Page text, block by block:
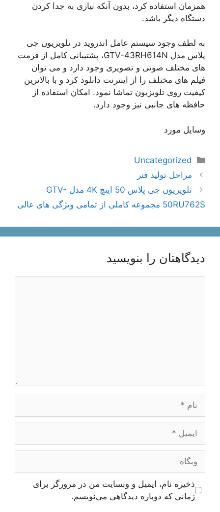
همزمان استفاده کرد، بدون آنکه نیازی به جدا کردن
دستگاه دیگر باشد.
به لطف وجود سیستم عامل اندروید در تلویزیون جی
پلاس مدل GTV-43RH614N، پشتیبانی کامل از فرمت
های مختلف صوتی و تصویری وجود دارد و می توان
فیلم های مختلف را از اینترنت دانلود کرد و با بالاترین
کیفیت روی تلویزیون تماشا نمود. امکان استفاده از
حافظه های جانبی نیز وجود دارد.
وسایل مورد
دسته‌ها
Uncategorized
ناوبری
نوشته‌ها
مراحل تولید فنر
تلویزیون جی پلاس 50 اینچ 4K مدل GTV-
50RU762S مجموعه کاملی از تمامی ویژگی های عالی
دیدگاهتان را بنویسید
وبگاه
ذخیره نام، ایمیل و وبسایت من در مرورگر برای
زمانی که دوباره دیدگاهی می‌نویسم.